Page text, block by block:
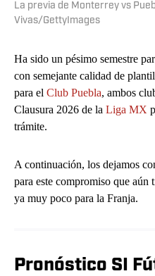
La previa de Monterrey vs
Vivas/GettyImages
Ha sido un pésimo semestre
con semejante calidad de
para el Club Puebla, ambos
Clausura 2026 de la Liga MX
trámite.
A continuación, los dejamos
para este compromiso que aún
ya muy poco para la Franja.
Pronóstico SI